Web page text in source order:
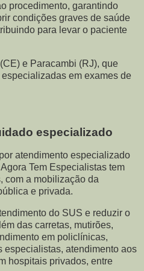
procedimento, garantindo
condições graves de saúde
para levar o paciente
e Paracambi (RJ), que
em exames de
especializado
atendimento especializado
Tem Especialistas tem
com a mobilização da
e privada.
do SUS e reduzir o
das carretas, mutirões,
em policlínicas,
especialistas, atendimento aos
hospitais privados, entre